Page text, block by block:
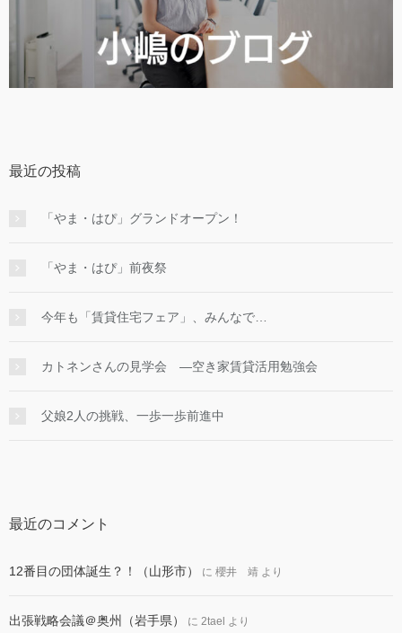
最近の投稿
「やま・はぴ」グランドオープン！
「やま・はぴ」前夜祭
今年も「賃貸住宅フェア」、みんなで…
カトネンさんの見学会 ―空き家賃貸活用勉強会
父娘2人の挑戦、一歩一歩前進中
最近のコメント
12番目の団体誕生？！（山形市） に 櫻井 靖 より
出張戦略会議＠奥州（岩手県） に 2tael より